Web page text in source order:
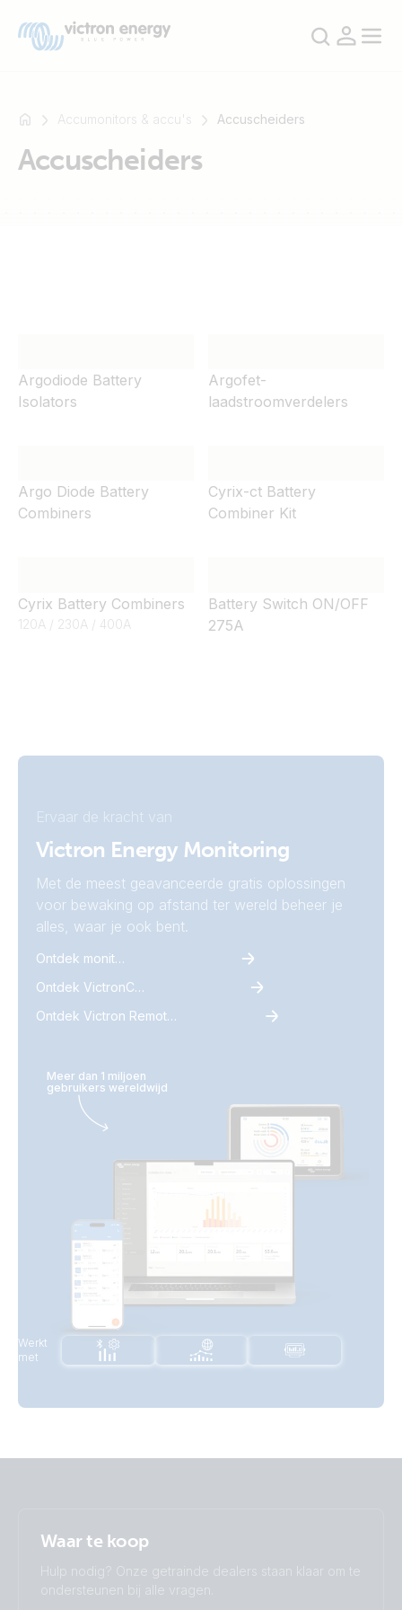
Accumonitors & accu's Accuscheiders
Accuscheiders
Argodiode Battery
Isolators
Argofet-
laadstroomverdelers
Argo Diode Battery
Combiners
Cyrix-ct Battery
Combiner Kit
Cyrix Battery Combiners
120A / 230A / 400A
Battery Switch ON/OFF
275A
Ervaar de kracht van
Victron Energy Monitoring
Met de meest geavanceerde gratis oplossingen
voor bewaking op afstand ter wereld beheer je
alles, waar je ook bent.
Ontdek monitoring
Ontdek VictronConnect
Ontdek Victron Remote Monitoring
Meer dan 1 miljoen
gebruikers wereldwijd
Werkt
met
Waar te koop
Hulp nodig? Onze getrainde dealers staan klaar om te
ondersteunen bij alle vragen.